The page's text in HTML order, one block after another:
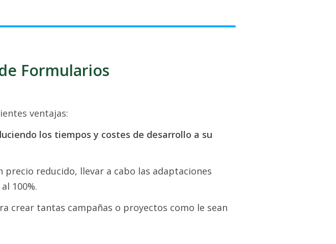
Formularios
ventajas:
los tiempos y costes de desarrollo a su
reducido, llevar a cabo las adaptaciones
100%.
crear tantas campañas o proyectos como le sean